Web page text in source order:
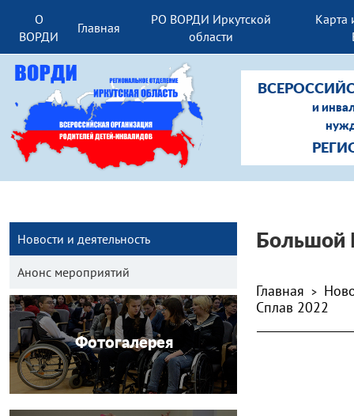
О
ВОРДИ
Главная
РО ВОРДИ Иркутской
области
Карта
и
Новости и деятельность
Анонс мероприятий
Фотогалерея
Большой
Главная >
Сплав 2022